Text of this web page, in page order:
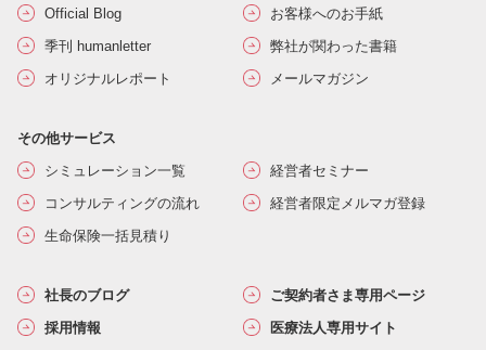
Official Blog
お客様へのお手紙
季刊 humanletter
弊社が関わった書籍
オリジナルレポート
メールマガジン
その他サービス
シミュレーション一覧
経営者セミナー
コンサルティングの流れ
経営者限定メルマガ登録
生命保険一括見積り
社長のブログ
ご契約者さま専用ページ
採用情報
医療法人専用サイト